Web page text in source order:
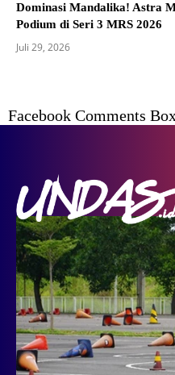
Dominasi Mandalika! Astra
Podium di Seri 3 MRS 2026
Juli 29, 2026
Facebook Comments